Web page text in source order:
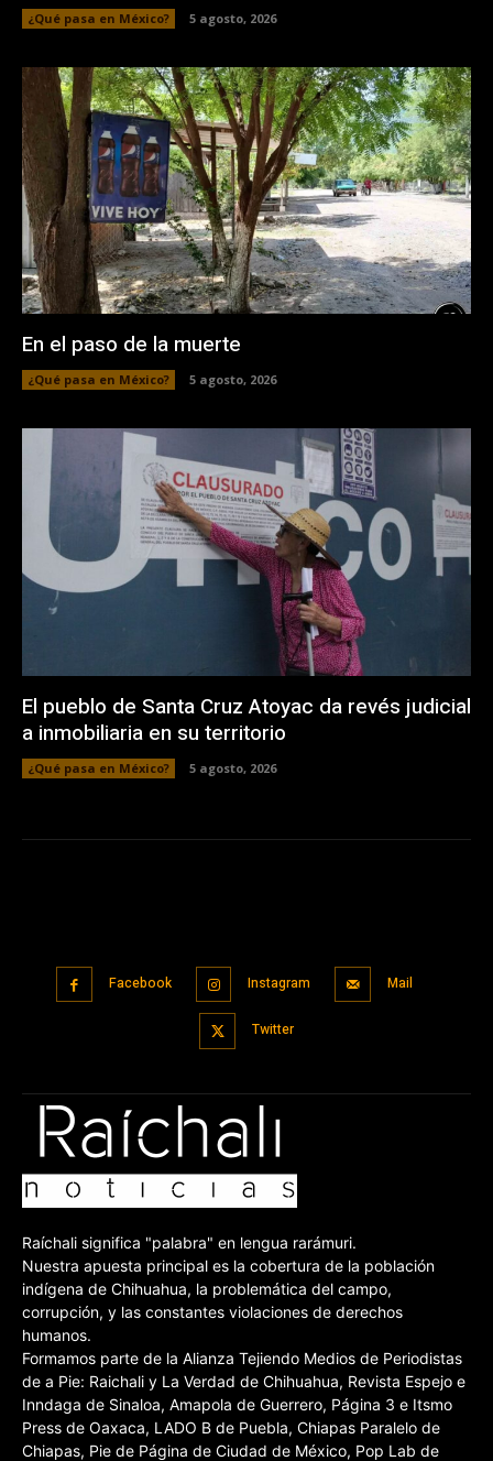
¿Qué pasa en México? 5 agosto, 2026
En el paso de la muerte
¿Qué pasa en México? 5 agosto, 2026
El pueblo de Santa Cruz Atoyac da revés judicial
a inmobiliaria en su territorio
¿Qué pasa en México? 5 agosto, 2026
Facebook Instagram Mail
Twitter
Raíchali significa "palabra" en lengua rarámuri.
Nuestra apuesta principal es la cobertura de la población
indígena de Chihuahua, la problemática del campo,
corrupción, y las constantes violaciones de derechos
humanos.
Formamos parte de la Alianza Tejiendo Medios de Periodistas
de a Pie: Raichali y La Verdad de Chihuahua, Revista Espejo e
Inndaga de Sinaloa, Amapola de Guerrero, Página 3 e Itsmo
Press de Oaxaca, LADO B de Puebla, Chiapas Paralelo de
Chiapas, Pie de Página de Ciudad de México, Pop Lab de